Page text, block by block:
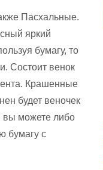
Пасхальные.
яркий
бумагу, то
Состоит венок
Крашенные
будет веночек
вы можете либо
бумагу с